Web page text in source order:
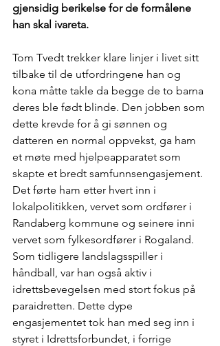
gjensidig berikelse for de formålene
han skal ivareta.
Tom Tvedt trekker klare linjer i livet sitt
tilbake til de utfordringene han og
kona måtte takle da begge de to barna
deres ble født blinde. Den jobben som
dette krevde for å gi sønnen og
datteren en normal oppvekst, ga ham
et møte med hjelpeapparatet som
skapte et bredt samfunnsengasjement.
Det førte ham etter hvert inn i
lokalpolitikken, vervet som ordfører i
Randaberg kommune og seinere inni
vervet som fylkesordfører i Rogaland.
Som tidligere landslagsspiller i
håndball, var han også aktiv i
idrettsbevegelsen med stort fokus på
paraidretten. Dette dype
engasjementet tok han med seg inn i
styret i Idrettsforbundet, i forrige